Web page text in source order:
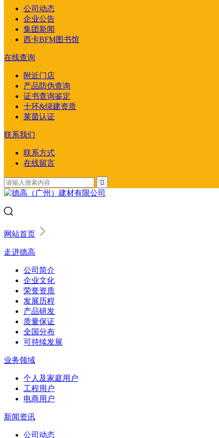
公司动态
企业公告
集团新闻
西卡BFM图书馆
在线查询
附近门店
产品防伪查询
证书查询鉴定
十环&绿建资质
莱茵认证
联系我们
联系方式
在线留言

网站首页
走进德高
公司简介
企业文化
荣誉资质
发展历程
产品研发
质量保证
全国分布
可持续发展
业务领域
个人及家庭用户
工程用户
电商用户
新闻资讯
公司动态